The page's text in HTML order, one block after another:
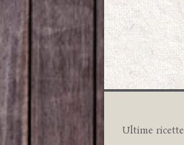
Ultime ricette